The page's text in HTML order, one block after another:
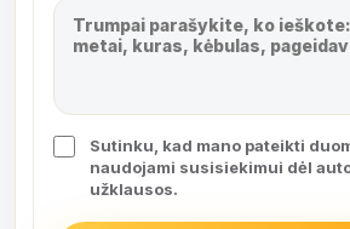
Sutinku, kad mano pateikti
naudojami susisiekimui dėl
užklausos.